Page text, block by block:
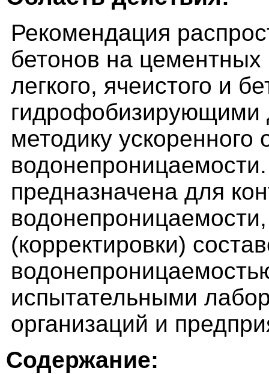
Рекомендация
бетонов на
легкого, ячеистого и
гидрофобизирующими
методику ускоренного
предназначена для
(корректировки)
испытательными
организаций и
Содержание: